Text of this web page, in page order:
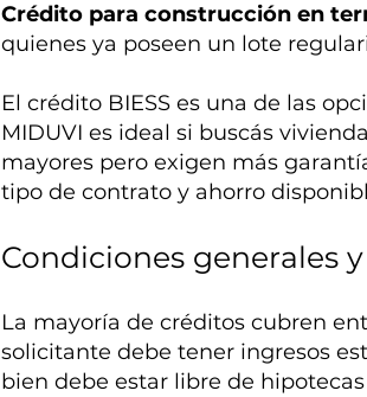
Crédito para construcción en
quienes ya poseen un lote
El crédito BIESS es una de las
MIDUVI es ideal si buscás
mayores pero exigen más
tipo de contrato y ahorro
Condiciones generales
La mayoría de créditos cubren
solicitante debe tener ingresos
bien debe estar libre de